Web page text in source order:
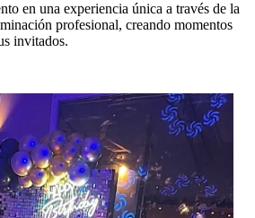
en una experiencia única a través de la
profesional, creando momentos
invitados.